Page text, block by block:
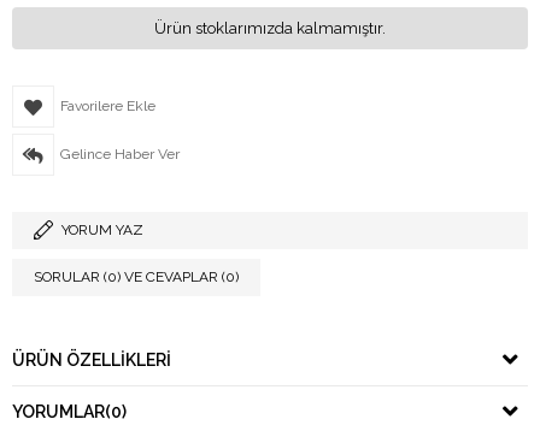
Ürün stoklarımızda kalmamıştır.
Favorilere Ekle
Gelince Haber Ver
YORUM YAZ
SORULAR (0) VE CEVAPLAR (0)
ÜRÜN ÖZELLIKLERI
YORUMLAR(0)